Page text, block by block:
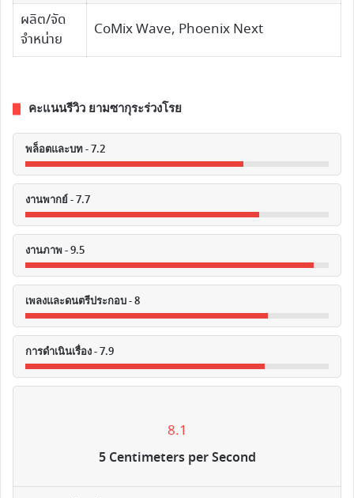
ผลิต/จัด
จำหน่าย
CoMix Wave, Phoenix Next
คะแนนรีวิว ยามซากุระร่วงโรย
พล็อตและบท - 7.2
งานพากย์ - 7.7
งานภาพ - 9.5
เพลงและดนตรีประกอบ - 8
การดำเนินเรื่อง - 7.9
8.1
5 Centimeters per Second